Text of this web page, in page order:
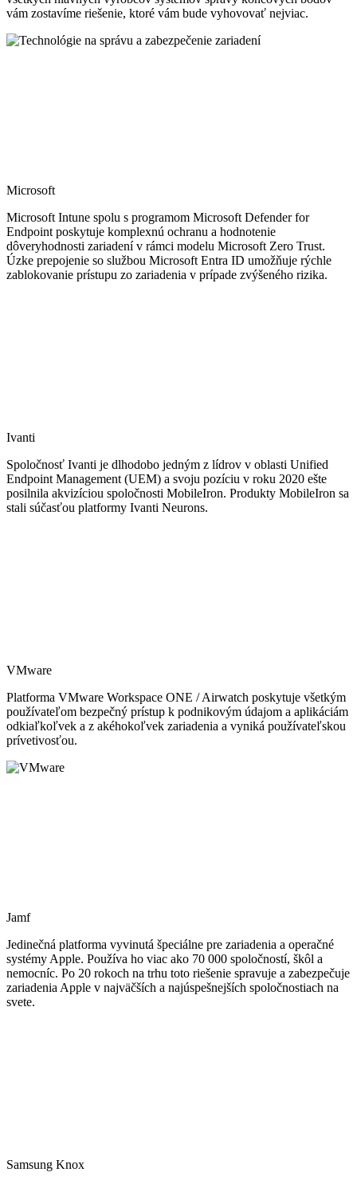
vám zostavíme riešenie, ktoré vám bude vyhovovať nejviac.
Microsoft
Microsoft Intune spolu s programom Microsoft Defender for
Endpoint poskytuje komplexnú ochranu a hodnotenie
dôveryhodnosti zariadení v rámci modelu Microsoft Zero Trust.
Úzke prepojenie so službou Microsoft Entra ID umožňuje rýchle
zablokovanie prístupu zo zariadenia v prípade zvýšeného rizika.
Ivanti
Spoločnosť Ivanti je dlhodobo jedným z lídrov v oblasti Unified
Endpoint Management (UEM) a svoju pozíciu v roku 2020 ešte
posilnila akvizíciou spoločnosti MobileIron. Produkty MobileIron sa
stali súčasťou platformy Ivanti Neurons.
VMware
Platforma VMware Workspace ONE / Airwatch poskytuje všetkým
používateľom bezpečný prístup k podnikovým údajom a aplikáciám
odkiaľkoľvek a z akéhokoľvek zariadenia a vyniká používateľskou
prívetivosťou.
Jamf
Jedinečná platforma vyvinutá špeciálne pre zariadenia a operačné
systémy Apple. Používa ho viac ako 70 000 spoločností, škôl a
nemocníc. Po 20 rokoch na trhu toto riešenie spravuje a zabezpečuje
zariadenia Apple v najväčších a najúspešnejších spoločnostiach na
svete.
Samsung Knox